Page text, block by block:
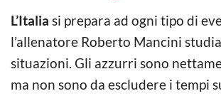
L’Italia si prepara ad ogni tipo di
l’allenatore Roberto Mancini
situazioni. Gli azzurri sono
ma non sono da escludere i tempi